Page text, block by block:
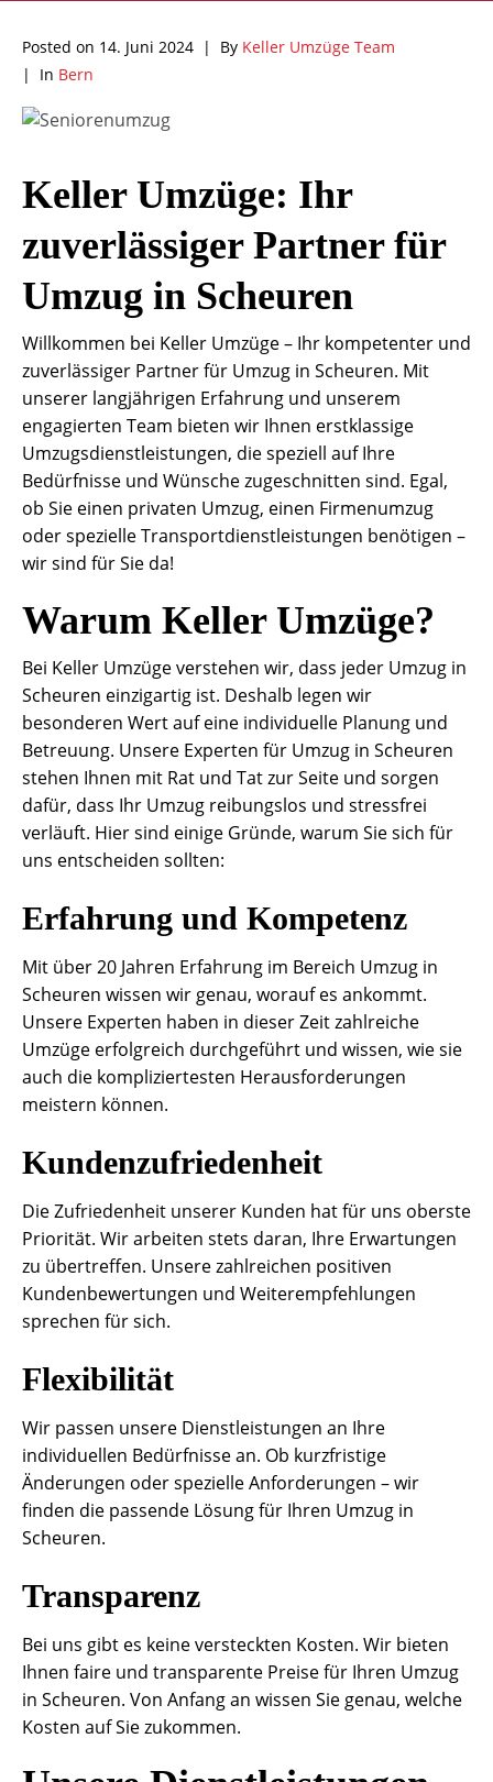
Posted on 14. Juni 2024 By Keller Umzüge Team
In Bern
Keller Umzüge: Ihr
zuverlässiger Partner für
Umzug in Scheuren
Willkommen bei Keller Umzüge – Ihr kompetenter und
zuverlässiger Partner für Umzug in Scheuren. Mit
unserer langjährigen Erfahrung und unserem
engagierten Team bieten wir Ihnen erstklassige
Umzugsdienstleistungen, die speziell auf Ihre
Bedürfnisse und Wünsche zugeschnitten sind. Egal,
ob Sie einen privaten Umzug, einen Firmenumzug
oder spezielle Transportdienstleistungen benötigen –
wir sind für Sie da!
Warum Keller Umzüge?
Bei Keller Umzüge verstehen wir, dass jeder Umzug in
Scheuren einzigartig ist. Deshalb legen wir
besonderen Wert auf eine individuelle Planung und
Betreuung. Unsere Experten für Umzug in Scheuren
stehen Ihnen mit Rat und Tat zur Seite und sorgen
dafür, dass Ihr Umzug reibungslos und stressfrei
verläuft. Hier sind einige Gründe, warum Sie sich für
uns entscheiden sollten:
Erfahrung und Kompetenz
Mit über 20 Jahren Erfahrung im Bereich Umzug in
Scheuren wissen wir genau, worauf es ankommt.
Unsere Experten haben in dieser Zeit zahlreiche
Umzüge erfolgreich durchgeführt und wissen, wie sie
auch die kompliziertesten Herausforderungen
meistern können.
Kundenzufriedenheit
Die Zufriedenheit unserer Kunden hat für uns oberste
Priorität. Wir arbeiten stets daran, Ihre Erwartungen
zu übertreffen. Unsere zahlreichen positiven
Kundenbewertungen und Weiterempfehlungen
sprechen für sich.
Flexibilität
Wir passen unsere Dienstleistungen an Ihre
individuellen Bedürfnisse an. Ob kurzfristige
Änderungen oder spezielle Anforderungen – wir
finden die passende Lösung für Ihren Umzug in
Scheuren.
Transparenz
Bei uns gibt es keine versteckten Kosten. Wir bieten
Ihnen faire und transparente Preise für Ihren Umzug
in Scheuren. Von Anfang an wissen Sie genau, welche
Kosten auf Sie zukommen.